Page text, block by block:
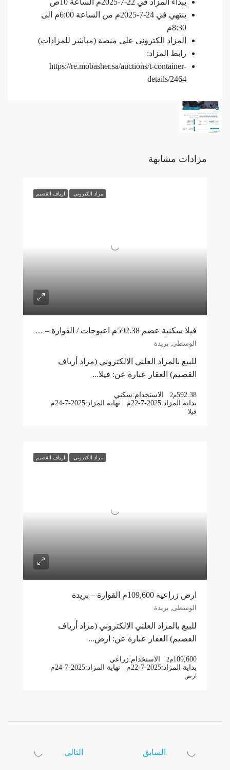
يبداء المزاد في 22-7-2025م الساعة 10ص
ينتهي في 24-7-2025م من الساعة 6:00م الى
8:30م
المزاد الكتروني على منصة (مباشر للمزادات)
رابط المزاد:
https://re.mobasher.sa/auctions/t-container-
details/2464
مزادات مشابهة
مزاد الكتروني ارياف القصيم
فيلا سكنية عضم 592.38م اعيوجات / القوارة – بريدة
الوسطى, بريدة
للبيع بالمزاد العلني الالكتروني (مزاد أرياف
القصيم) العقار عبارة عن: فيلا...
592.38م2 الاستخدام:سكني
بداية المزاد:22-7-2025م نهاية المزاد:24-7-2025م
فيلا
مزاد الكتروني ارياف القصيم
ارض زراعية 109,600م القوارة – بريدة
الوسطى, بريدة
للبيع بالمزاد العلني الالكتروني (مزاد أرياف
القصيم) العقار عبارة عن: ارض...
109,600م2 الاستخدام:زراعي
بداية المزاد:22-7-2025م نهاية المزاد:24-7-2025م
ارض
السابق التالى